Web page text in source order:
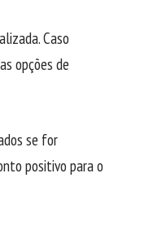
Caso
opções de
se for
positivo para o